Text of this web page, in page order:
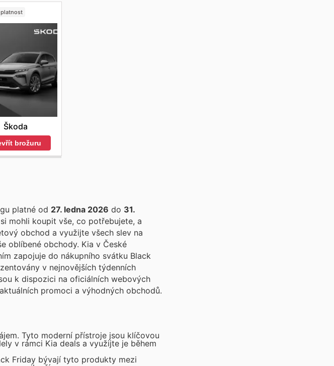
Škoda
brožuru
platné od 27. ledna 2026 do 31.
mohli koupit vše, co potřebujete, a
obchod a využijte všech slev na
obchody. Kia v České
zapojuje do nákupního svátku Black
v nejnovějších týdenních
k dispozici na oficiálních webových
promoci a výhodných obchodů.
Tyto moderní přístroje jsou klíčovou
v rámci Kia deals a využijte je během
Friday bývají tyto produkty mezi